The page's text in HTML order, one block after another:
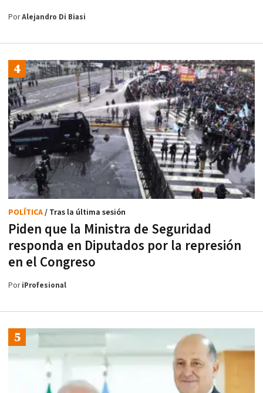
PorAlejandro Di Biasi
Piden que la Ministra de Seguridad
responda en Diputados por la represión
en el Congreso
POLÍTICA/ Tras la última sesión
PoriProfesional